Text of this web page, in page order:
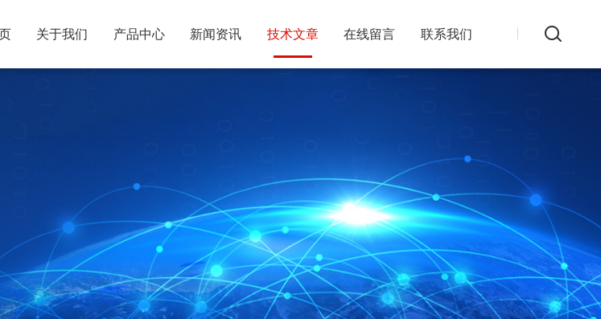
关于我们 产品中心 新闻资讯 技术文章 在线留言 联系我们